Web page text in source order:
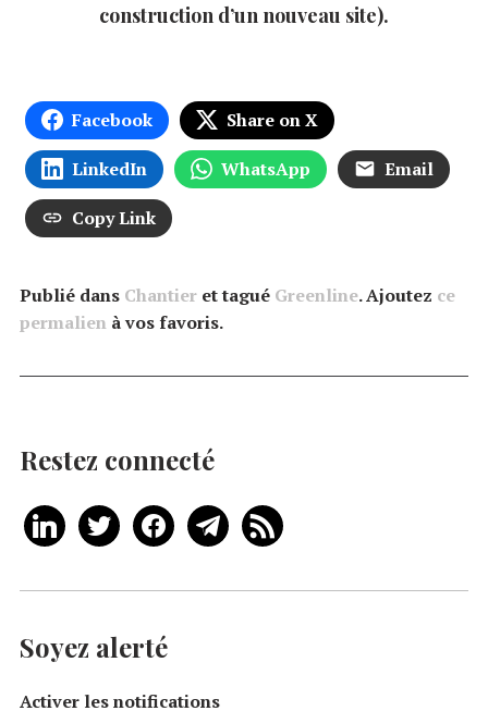
construction d’un nouveau site).
Facebook Share on X
LinkedIn WhatsApp Email
Copy Link
Publié dans Chantier et tagué Greenline. Ajoutez ce
permalien à vos favoris.
Restez connecté
Soyez alerté
Activer les notifications